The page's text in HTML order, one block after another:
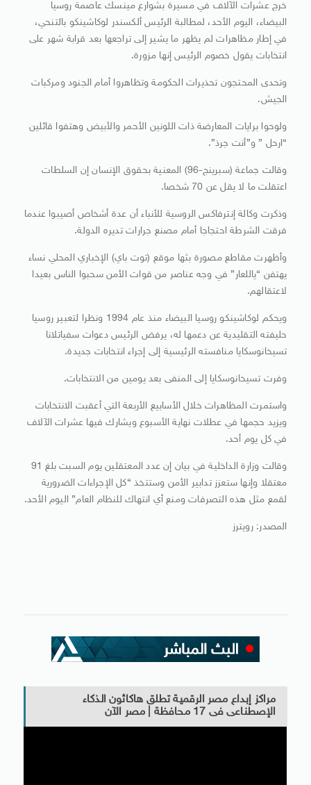
خرج عشرات الآلاف في مسيرة بشوارع مينسك عاصمة روسيا
البيضاء، اليوم الأحد، لمطالبة الرئيس ألكسندر لوكاشينكو بالتنحي،
في إطار مظاهرات لم يظهر ما يشير إلى تراجعها بعد قرابة شهر على
انتخابات يقول خصوم الرئيس إنها مزورة.
وتحدى المحتجون تحذيرات الحكومة وتظاهروا أمام الجنود ومركبات
الجيش.
ولوحوا برايات المعارضة ذات اللونين الأحمر والأبيض وهتفوا قائلين
“ارحل ” و”أنت جرذ”.
وقالت جماعة (سبرينج-96) المعنية بحقوق الإنسان إن السلطات
اعتقلت ما لا يقل عن 70 شخصا.
وذكرت وكالة إنترفاكس الروسية للأنباء أن عدة أشخاص أصيبوا عندما
فرقت الشرطة احتجاجا أمام مصنع جرارات تديره الدولة.
وأظهرت مقاطع مصورة بثها موقع (توت باي) الإخباري المحلي نساء
يهتفن “ياللعار” في وجه عناصر من قوات الأمن سحبوا الناس بعيدا
لاعتقالهم.
ويحكم لوكاشينكو روسيا البيضاء منذ عام 1994 ونظرا لتعبير روسيا
حليفته التقليدية عن دعمها له، يرفض الرئيس دعوات سفياتلانا
تسيخانوسكايا منافسته الرئيسية إلى إجراء انتخابات جديدة.
وفرت تسيخانوسكايا إلى المنفى بعد يومين من الانتخابات.
واستمرت المظاهرات خلال الأسابيع الأربعة التي أعقبت الانتخابات
ويزيد حجمها في عطلات نهاية الأسبوع ويشارك فيها عشرات الآلاف
في كل يوم أحد.
وقالت وزارة الداخلية في بيان إن عدد المعتقلين يوم السبت بلغ 91
معتقلا وإنها ستعزز تدابير الأمن وستتخذ “كل الإجراءات الضرورية
لقمع مثل هذه التصرفات ومنع أي انتهاك للنظام العام” اليوم الأحد.
المصدر: رويترز
مراكز إبداع مصر الرقمية تطلق هاكاثون الذكاء
الإصطناعى فى 17 محافظة | مصر الآن